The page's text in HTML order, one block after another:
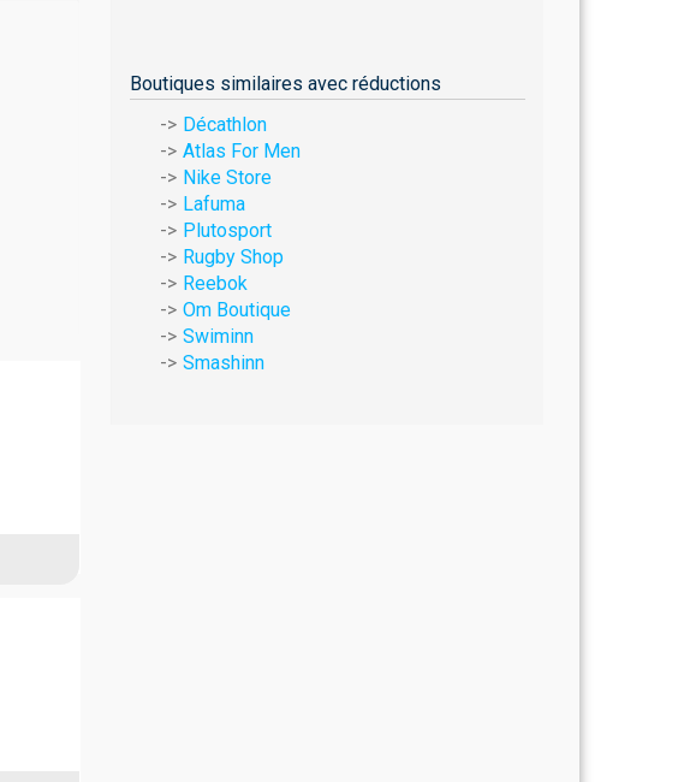
Boutiques similaires avec réductions
Décathlon
Atlas For Men
Nike Store
Lafuma
Plutosport
Rugby Shop
Reebok
Om Boutique
Swiminn
Smashinn